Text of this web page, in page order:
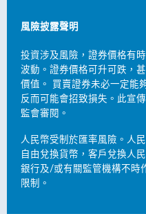
風險披露聲明
投資涉及風險，證券價格有
波動。證券價格可升可跌，
價值。 買賣證券未必一定能
反而可能會招致損失。此宣
監會審閱。
人民幣受制於匯率風險。人
自由兌換貨幣，客戶兌換人
銀行及/或有關監管機構不時
限制。